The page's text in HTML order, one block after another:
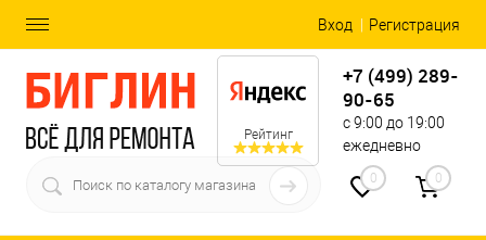
Вход Регистрация
Рейтинг
+7 (499) 289-
90-65
с 9:00 до 19:00
ежедневно
0 0